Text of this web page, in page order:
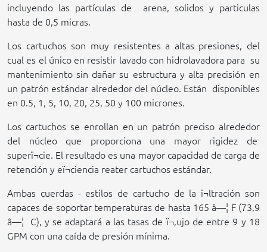
incluyendo las partículas de
arena, solidos y particulas
hasta de 0,5 micras.
Los cartuchos son muy resistentes a altas presiones, del
cual es el único en resistir lavado con hidrolavadora para su
mantenimiento sin dañar su estructura y alta precisión en
un patrón estándar alrededor del núcleo. Están disponibles
en 0.5, 1, 5, 10, 20, 25, 50 y 100 micrones.
Los cartuchos se enrollan en un patrón preciso alrededor
del núcleo que proporciona una mayor rigidez de
superï¬cie. El resultado es una mayor capacidad de carga de
retención y eï¬ciencia reater cartuchos estándar.
Ambas cuerdas - estilos de cartucho de la ï¬ltración son
capaces de soportar temperaturas de hasta 165 â—¦ F (73,9
â—¦ C), y se adaptará a las tasas de ï¬‚ujo de entre 9 y 18
GPM con una caída de presión mínima.